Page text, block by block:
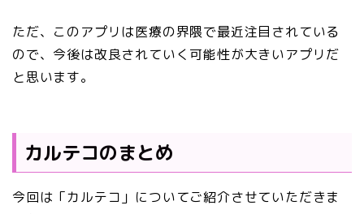
ただ、このアプリは医療の界隈で最近注目されている
ので、今後は改良されていく可能性が大きいアプリだ
と思います。
カルテコのまとめ
今回は「カルテコ 」についてご紹介させていただきま